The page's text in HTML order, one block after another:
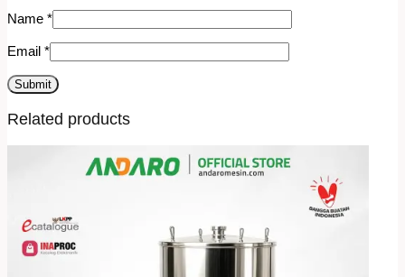
Name *
Email *
Related products